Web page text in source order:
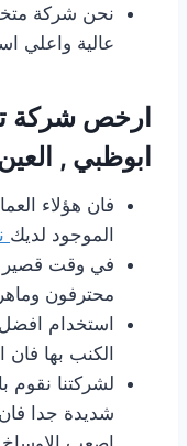
نحن شركة
عالية واعلي
ارخص شركة
ابوظبي ,
فان هؤلاء
الموجود لديك
في وقت قصير
محترفون
استخدام
الكنب بها
لشركتنا نقوم
شديدة جدا